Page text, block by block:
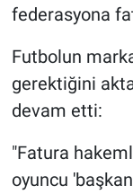
federasyona
Futbolun
gerektiğini
devam etti:
"Fatura
oyuncu